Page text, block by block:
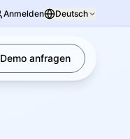
Anmelden Deutsch
Demo anfragen